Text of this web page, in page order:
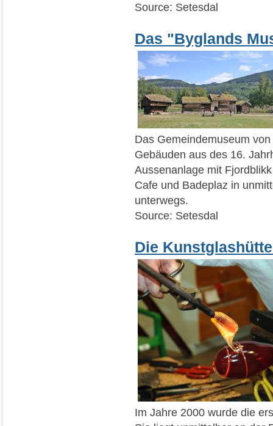
Source: Setesdal
Das "Byglands
Das Gemeindemuseum
Gebäuden aus des 16.
Aussenanlage mit
Cafe und Badeplaz in
unterwegs.
Source: Setesdal
Die
Im Jahre 2000 wurde die